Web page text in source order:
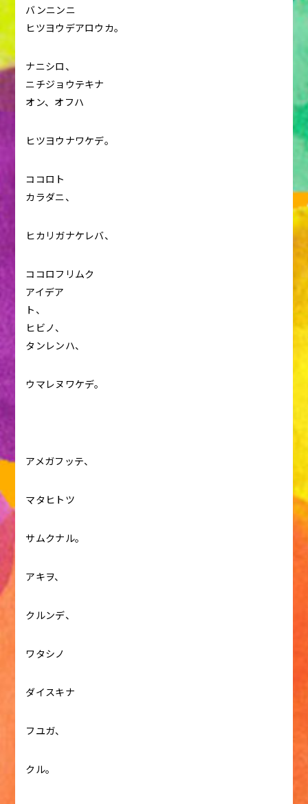
バンニンニ
ヒツヨウデアロウカ。
ナニシロ、
ニチジョウテキナ
オン、オフハ
ヒツヨウナワケデ。
ココロト
カラダニ、
ヒカリガナケレバ、
ココロフリムク
アイデア
ト、
ヒビノ、
タンレンハ、
ウマレヌワケデ。
アメガフッテ、
マタヒトツ
サムクナル。
アキヲ、
クルンデ、
ワタシノ
ダイスキナ
フユガ、
クル。